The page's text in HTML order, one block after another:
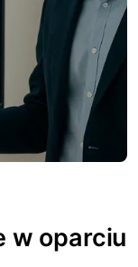
w oparciu